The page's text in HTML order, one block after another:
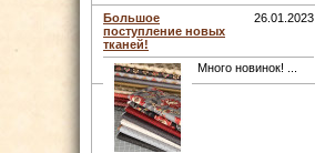
Большое
поступление новых
тканей!
26.01.2023
Много новинок! ...